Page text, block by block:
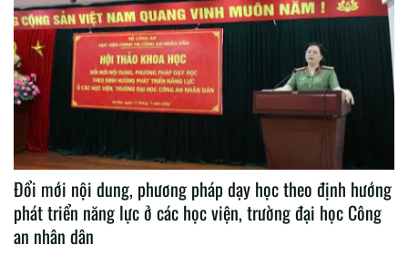
Đổi mới nội dung, phương pháp dạy học theo định hướng
phát triển năng lực ở các học viện, trường đại học Công
an nhân dân